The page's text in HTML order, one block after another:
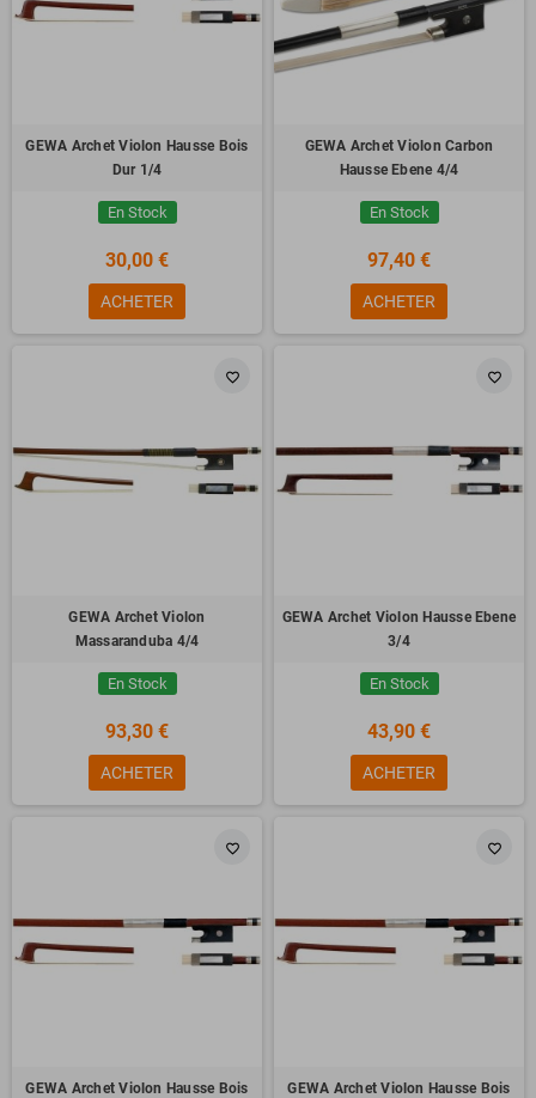
GEWA Archet Violon Hausse Bois
Dur 1/4
En Stock
30,00 €
ACHETER
GEWA Archet Violon Carbon
Hausse Ebene 4/4
En Stock
97,40 €
ACHETER
favorite_border
GEWA Archet Violon
Massaranduba 4/4
En Stock
93,30 €
ACHETER
favorite_border
GEWA Archet Violon Hausse Ebene
3/4
En Stock
43,90 €
ACHETER
favorite_border
GEWA Archet Violon Hausse Bois
favorite_border
GEWA Archet Violon Hausse Bois